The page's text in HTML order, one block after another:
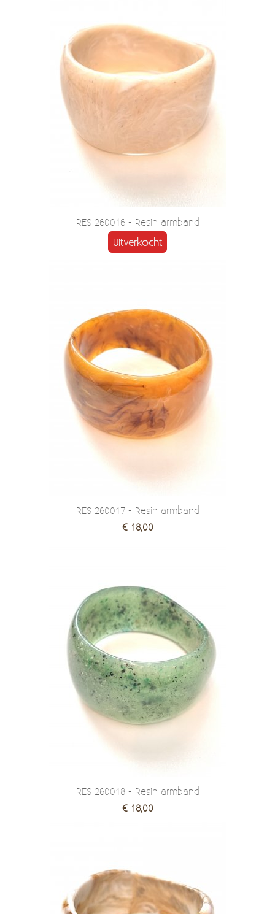
RES 260016 - Resin armband
Uitverkocht
RES 260017 - Resin armband
€ 18,00
RES 260018 - Resin armband
€ 18,00